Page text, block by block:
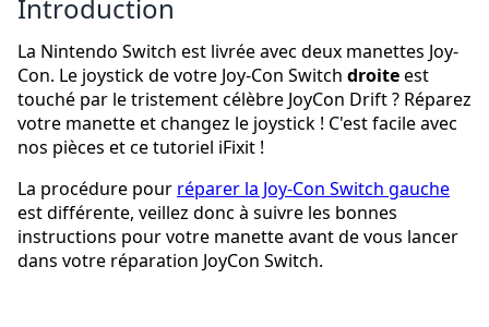
Introduction
La Nintendo Switch est livrée avec deux manettes Joy-
Con. Le joystick de votre Joy-Con Switch droiteest
touché par le tristement célèbre JoyCon Drift ? Réparez
votre manette et changez le joystick ! C'est facile avec
nos pièces et ce tutoriel iFixit !
La procédure pour réparer la Joy-Con Switch gauche
est différente, veillez donc à suivre les bonnes
instructions pour votre manette avant de vous lancer
dans votre réparation JoyCon Switch.